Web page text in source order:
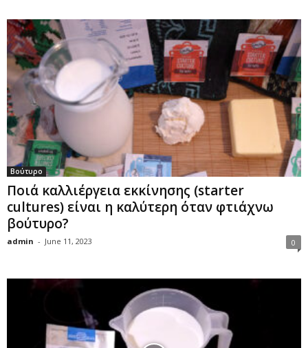
Βούτυρο
Ποιά καλλιέργεια εκκίνησης (starter
cultures) είναι η καλύτερη όταν φτιάχνω
βούτυρο?
admin - June 11, 2023 0